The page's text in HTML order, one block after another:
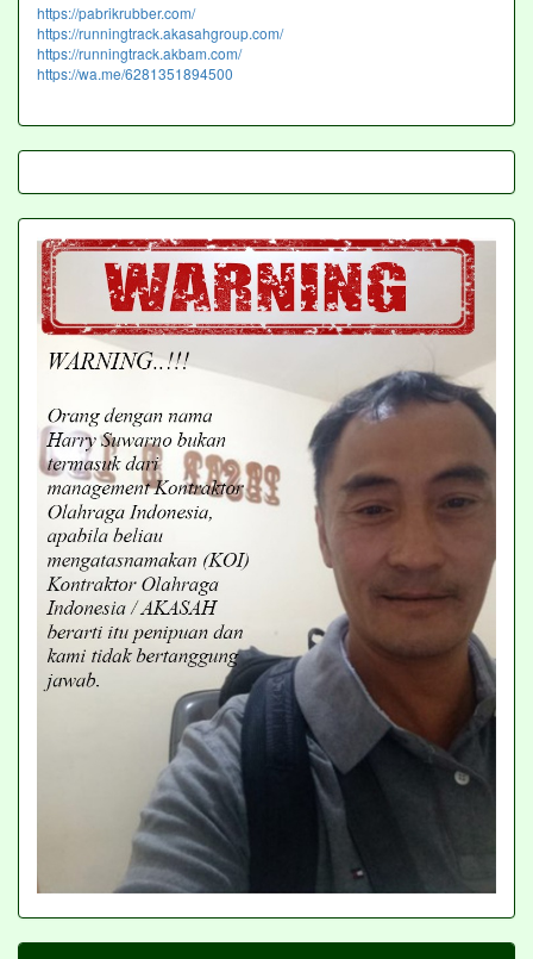
https://pabrikrubber.com/
https://runningtrack.akasahgroup.com/
https://runningtrack.akbam.com/
https://wa.me/6281351894500